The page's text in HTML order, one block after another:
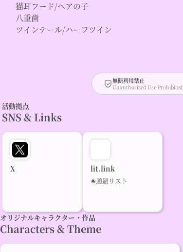
猫耳フード/ヘアの子
八重歯
ツインテール/ハーフツイン
無断利用禁止
Unauthorized Use Prohibited
活動拠点
SNS & Links
X lit.link
❀通過リスト
オリジナルキャラクター・作品
Characters & Theme